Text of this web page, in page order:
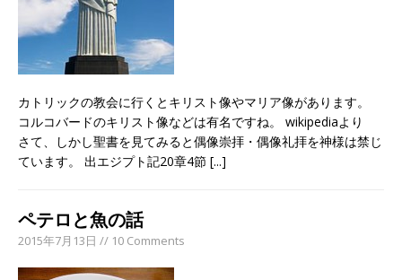
カトリックの教会に行くとキリスト像やマリア像があります。
コルコバードのキリスト像などは有名ですね。 wikipediaより
さて、しかし聖書を見てみると偶像崇拝・偶像礼拝を神様は禁じ
ています。 出エジプト記20章4節 [...]
ペテロと魚の話
2015年7月13日 // 10 Comments